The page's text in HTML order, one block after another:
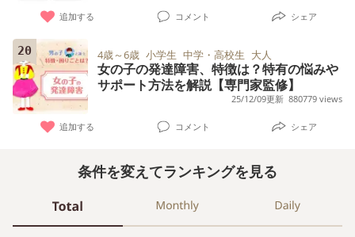
追加する コメント シェア
20 4歳～6歳 小学生 中学・高校生 大人
女の子の発達障害、特徴は？特有の悩みや
サポート方法を解説【専門家監修】
25/12/09更新 880779 views
追加する コメント シェア
条件を変えてランキングを見る